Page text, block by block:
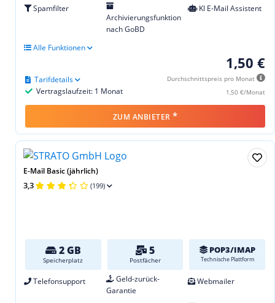
Spamfilter
Archivierungsfunktion
nach GoBD
KI E-Mail Assistent
Alle Funktionen
1,50 €
Durchschnittspreis pro Monat
1,50 €/Monat
Vertragslaufzeit: 1 Monat
Tarifdetails
ZUM ANBIETER *
E-Mail Basic (jährlich)
3,3 (199)
2 GB
Speicherplatz
5
Postfächer
POP3/IMAP
Technische Plattform
Telefonsupport
Geld-zurück-
Garantie
Webmailer